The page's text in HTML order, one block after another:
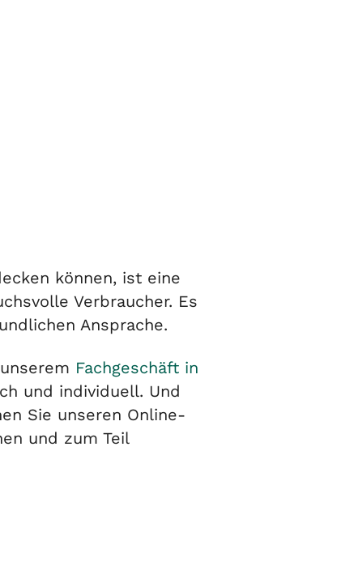
können, ist eine
Verbraucher. Es
Ansprache.
Fachgeschäft in
und individuell. Und
Sie unseren Online-
und zum Teil